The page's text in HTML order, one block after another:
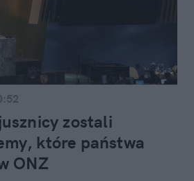
zostali
które państwa
ONZ